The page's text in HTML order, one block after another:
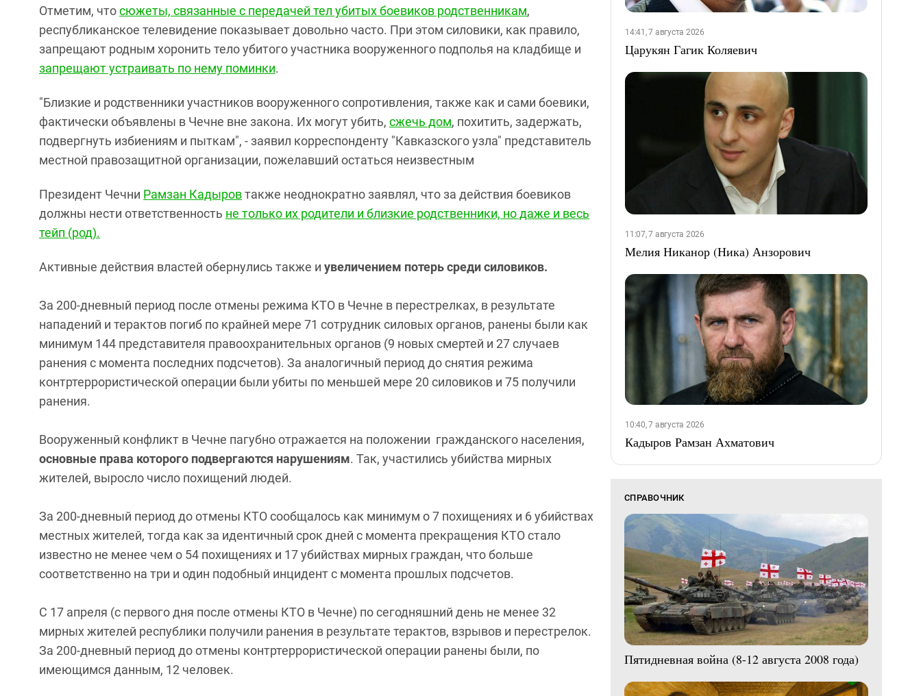
Отметим, чтосюжеты, связанные с передачей тел убитых боевиков родственникам,
республиканское телевидение показывает довольно часто. При этом силовики, как правило,
запрещают родным хоронить тело убитого участника вооруженного подполья на кладбище и
запрещают устраивать по нему поминки.
"Близкие и родственники участников вооруженного сопротивления, также как и сами боевики,
фактически объявлены в Чечне вне закона. Их могут убить, сжечь дом, похитить, задержать,
подвергнуть избиениям и пыткам", - заявил корреспонденту "Кавказского узла" представитель
местной правозащитной организации, пожелавший остаться неизвестным
Президент Чечни Рамзан Кадыровтакже неоднократно заявлял, что за действия боевиков
должны нести ответственность не только их родители и близкие родственники, но даже и весь
тейп (род).
Активные действия властей обернулись также и увеличением потерь среди силовиков.
За 200-дневный период после отмены режима КТО в Чечне в перестрелках, в результате
нападений и терактов погиб по крайней мере 71 сотрудник силовых органов, ранены были как
минимум 144 представителя правоохранительных органов (9 новых смертей и 27 случаев
ранения с момента последних подсчетов). За аналогичный период до снятия режима
контртеррористической операции были убиты по меньшей мере 20 силовиков и 75 получили
ранения.
Вооруженный конфликт в Чечне пагубно отражается на положении гражданского населения,
основные права которого подвергаются нарушениям. Так, участились убийства мирных
жителей, выросло число похищений людей.
За 200-дневный период до отмены КТО сообщалось как минимум о 7 похищениях и 6 убийствах
местных жителей, тогда как за идентичный срок дней с момента прекращения КТО стало
известно не менее чем о 54 похищениях и 17 убийствах мирных граждан, что больше
соответственно на три и один подобный инцидент с момента прошлых подсчетов.
С 17 апреля (с первого дня после отмены КТО в Чечне) по сегодняшний день не менее 32
мирных жителей республики получили ранения в результате терактов, взрывов и перестрелок.
За 200-дневный период до отмены контртеррористической операции ранены были, по
имеющимся данным, 12 человек.
14:41, 7 августа 2026
Царукян Гагик Коляевич
11:07, 7 августа 2026
Мелия Никанор (Ника) Анзорович
10:40, 7 августа 2026
Кадыров Рамзан Ахматович
СПРАВОЧНИК
Пятидневная война (8-12 августа 2008 года)